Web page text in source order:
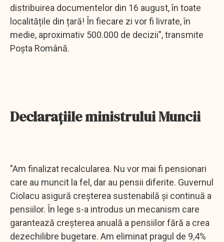
distribuirea documentelor din 16 august, în toate
localitățile din țară! În fiecare zi vor fi livrate, în
medie, aproximativ 500.000 de decizii", transmite
Poşta Română.
Declaraţiile ministrului Muncii
"Am finalizat recalcularea. Nu vor mai fi pensionari
care au muncit la fel, dar au pensii diferite. Guvernul
Ciolacu asigură creșterea sustenabilă și continuă a
pensiilor. În lege s-a introdus un mecanism care
garantează creșterea anuală a pensiilor fără a crea
dezechilibre bugetare. Am eliminat pragul de 9,4%